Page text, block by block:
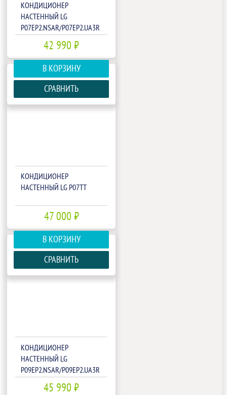
КОНДИЦИОНЕР
НАСТЕННЫЙ LG
P07EP2.NSAR/P07EP2.UA3R
42 990 ₽
В КОРЗИНУ
СРАВНИТЬ
КОНДИЦИОНЕР
НАСТЕННЫЙ LG P07TT
47 000 ₽
В КОРЗИНУ
СРАВНИТЬ
КОНДИЦИОНЕР
НАСТЕННЫЙ LG
P09EP2.NSAR/P09EP2.UA3R
45 990 ₽